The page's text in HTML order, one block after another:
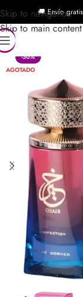
Skip to navigation
Skip to main content
🚚 Envío
-30%
AGOTADO